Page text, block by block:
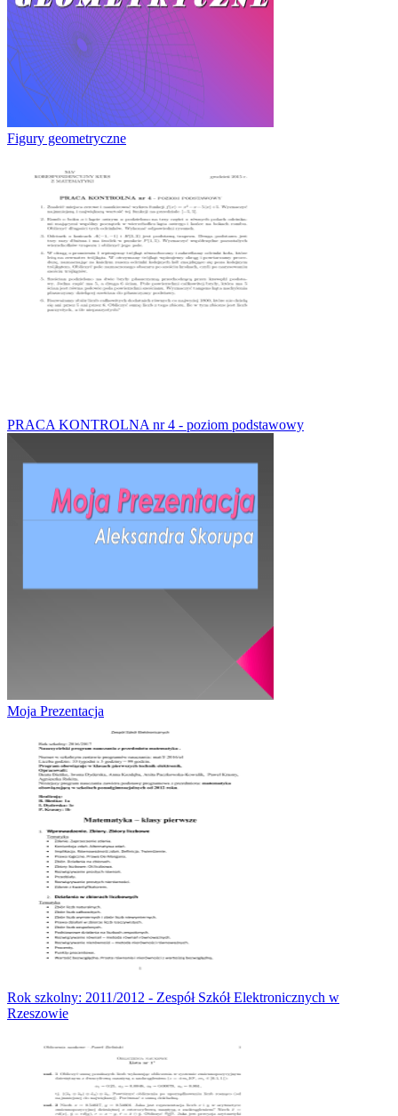
Figury geometryczne
PRACA KONTROLNA nr 4 - poziom podstawowy
Moja Prezentacja
Rok szkolny: 2011/2012 - Zespół Szkół Elektronicznych w
Rzeszowie